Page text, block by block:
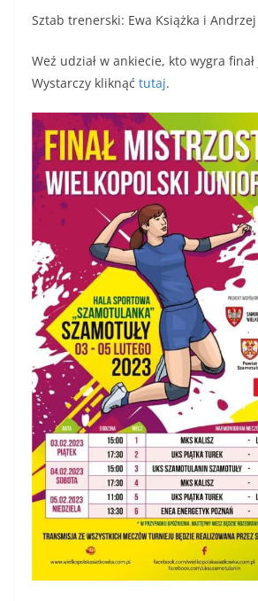
Sztab trenerski: Ewa Książka i
Weź udział w ankiecie, kto wygra
Wystarczy kliknąć tutaj.